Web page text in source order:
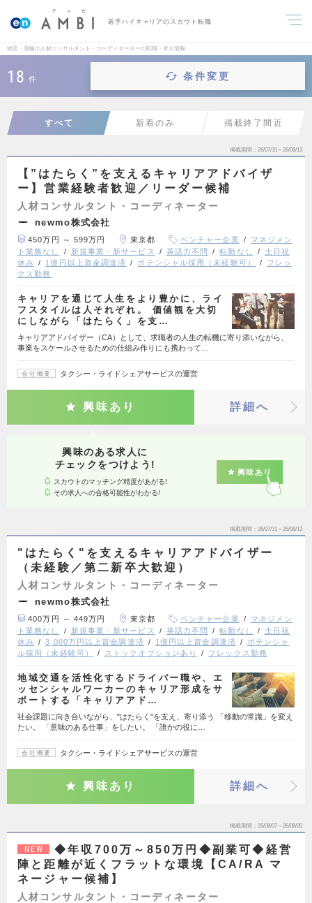
若手ハイキャリアのスカウト転職
物流・運輸の人材コンサルタント・コーディネーターの転職・求人情報
18 件 条件変更
すべて 新着のみ 掲載終了間近
掲載期間 26/07/31～26/08/13
【”はたらく”を支えるキャリアアドバイザ
ー】営業経験者歓迎／リーダー候補
人材コンサルタント・コーディネーター
newmo株式会社
450万円 ～ 599万円 東京都 ベンチャー企業
マネジメン
ト業務なし
新規事業・新サービス 英語力不問 転勤なし
土日祝
休み
1億円以上資金調達済 ポテンシャル採用（未経験可）
フレッ
クス勤務
キャリアを通じて人生をより豊かに、ライ
フスタイルは人それぞれ。 価値観を大切
にしながら「はたらく」を支…
キャリアアドバイザー（CA）として、求職者の人生の転機に寄り添いながら、
事業をスケールさせるための仕組み作りにも携わって…
会社概要 タクシー・ライドシェアサービスの運営
興味あり 詳細へ
興味のある求人に
チェックをつけよう!
スカウトのマッチング精度があがる!
その求人への合格可能性がわかる!
興味あり
掲載期間 26/07/31～26/08/13
"はたらく"を支えるキャリアアドバイザー
（未経験／第二新卒大歓迎）
人材コンサルタント・コーディネーター
newmo株式会社
400万円 ～ 449万円 東京都 ベンチャー企業
マネジメン
ト業務なし
新規事業・新サービス 英語力不問 転勤なし
土日祝
休み
3,000万円以上資金調達済 1億円以上資金調達済
ポテンシャ
ル採用（未経験可）
ストックオプションあり フレックス勤務
地域交通を活性化するドライバー職や、エ
ッセンシャルワーカーのキャリア形成をサ
ポートする「キャリアアド…
社会課題に向き合いながら、"はたらく"を支え、寄り添う 「移動の常識」を変え
たい。 「意味のある仕事」をしたい。 「誰かの役に…
会社概要 タクシー・ライドシェアサービスの運営
興味あり 詳細へ
掲載期間 26/08/07～26/08/20
NEW
◆年収700万～850万円◆副業可◆経営
陣と距離が近くフラットな環境【CA/RA マ
ネージャー候補】
人材コンサルタント・コーディネーター